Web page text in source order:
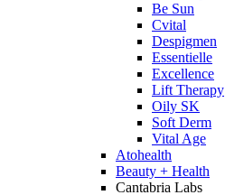
Be Sun
Cvital
Despigmen
Essentielle
Excellence
Lift Therapy
Oily SK
Soft Derm
Vital Age
Atohealth
Beauty + Health
Cantabria Labs